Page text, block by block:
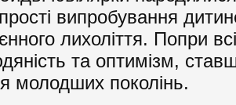
випробування
лихоліття. Попри
та оптимізм,
молодших поколінь.